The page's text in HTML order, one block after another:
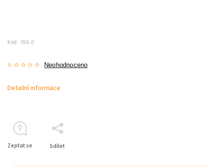
Kód: 396.0
Neohodnoceno
Detailní informace
Zeptat se Sdílet